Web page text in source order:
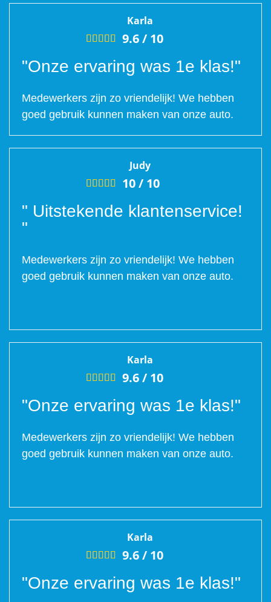
     9.6 / 10
Karla
"Onze ervaring was 1e klas!"
Medewerkers zijn zo vriendelijk! We hebben
goed gebruik kunnen maken van onze auto.
     10 / 10
Judy
" Uitstekende klantenservice!
"
Medewerkers zijn zo vriendelijk! We hebben
goed gebruik kunnen maken van onze auto.
     9.6 / 10
Karla
"Onze ervaring was 1e klas!"
Medewerkers zijn zo vriendelijk! We hebben
goed gebruik kunnen maken van onze auto.
     9.6 / 10
Karla
"Onze ervaring was 1e klas!"